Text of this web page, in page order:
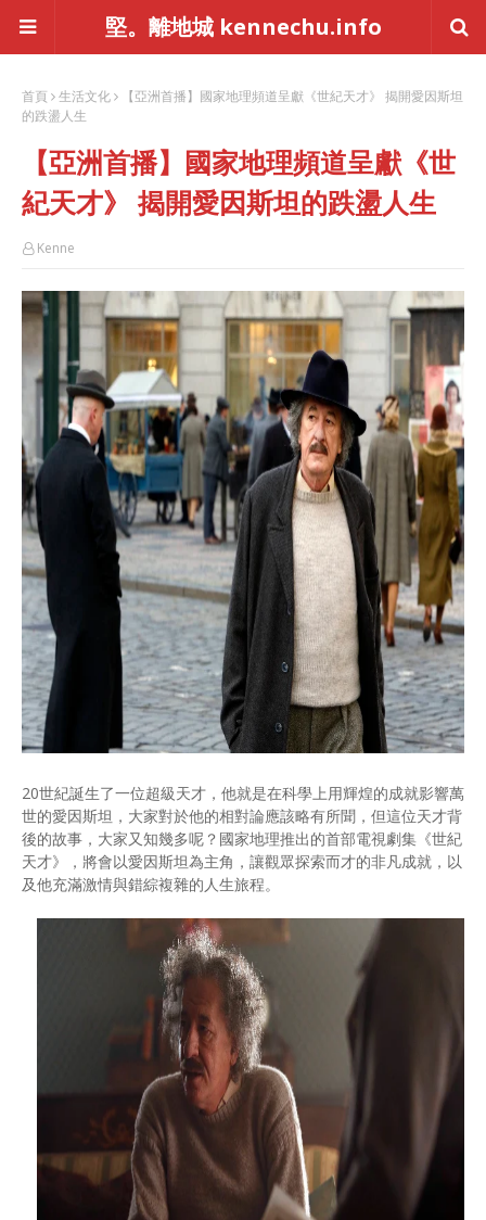
堅。離地城 kennechu.info
首頁 生活文化
【亞洲首播】國家地理頻道呈獻《世紀天才》 揭開愛因斯坦
的跌盪人生
【亞洲首播】國家地理頻道呈獻《世
紀天才》 揭開愛因斯坦的跌盪人生
Kenne
20世紀誕生了一位超級天才，他就是在科學上用輝煌的成就影響萬
世的愛因斯坦，大家對於他的相對論應該略有所聞，但這位天才背
後的故事，大家又知幾多呢？國家地理推出的首部電視劇集《世紀
天才》，將會以愛因斯坦為主角，讓觀眾探索而才的非凡成就，以
及他充滿激情與錯綜複雜的人生旅程。